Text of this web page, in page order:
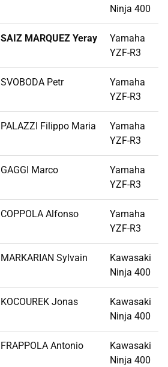
Ninja 400
SAIZ MARQUEZ Yeray
Yamaha
YZF-R3
SVOBODA Petr
Yamaha
YZF-R3
PALAZZI Filippo Maria
Yamaha
YZF-R3
GAGGI Marco
Yamaha
YZF-R3
COPPOLA Alfonso
Yamaha
YZF-R3
MARKARIAN Sylvain
Kawasaki
Ninja 400
KOCOUREK Jonas
Kawasaki
Ninja 400
FRAPPOLA Antonio
Kawasaki
Ninja 400